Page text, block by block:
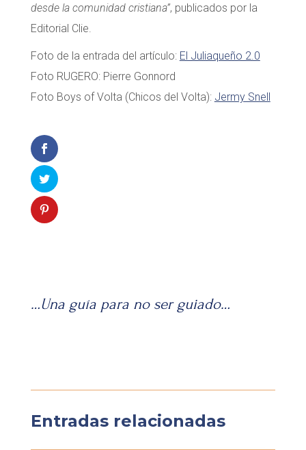
desde la comunidad cristiana”, publicados por la
Editorial Clie.
Foto de la entrada del artículo: El Juliaqueño 2.0
Foto RUGERO: Pierre Gonnord
Foto Boys of Volta (Chicos del Volta): Jermy Snell
…Una guía para no ser guiado…
Entradas relacionadas